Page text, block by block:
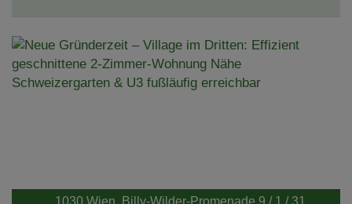
1030 Wien, Billy-Wilder-Promenade 9 / 1 / 31